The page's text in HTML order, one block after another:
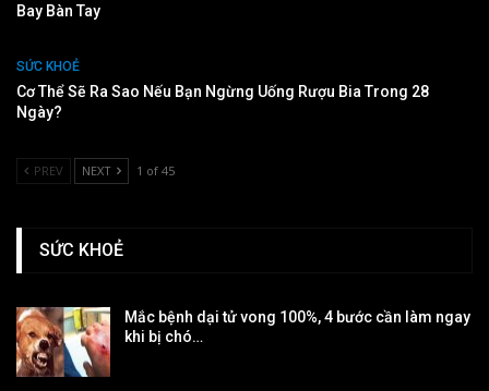
Bay Bàn Tay
SỨC KHOẺ
Cơ Thể Sẽ Ra Sao Nếu Bạn Ngừng Uống Rượu Bia Trong 28
Ngày?
PREV NEXT 1 of 45
SỨC KHOẺ
Mắc bệnh dại tử vong 100%, 4 bước cần làm ngay
khi bị chó…